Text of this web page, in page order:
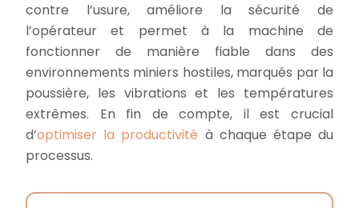
contre l’usure, améliore la sécurité de
l’opérateur et permet à la machine de
fonctionner de manière fiable dans des
environnements miniers hostiles, marqués par la
poussière, les vibrations et les températures
extrêmes. En fin de compte, il est crucial
d’optimiser la productivité à chaque étape du
processus.